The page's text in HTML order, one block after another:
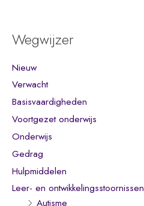
Wegwijzer
Nieuw
Verwacht
Basisvaardigheden
Voortgezet onderwijs
Onderwijs
Gedrag
Hulpmiddelen
Leer- en ontwikkelingsstoornissen
Autisme